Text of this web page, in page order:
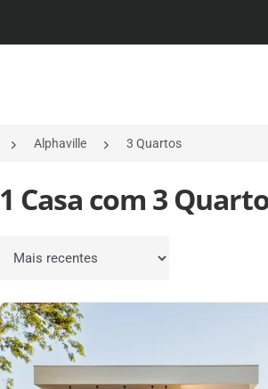
Alphaville 3 Quartos
1 Casa com 3
Ordenar por